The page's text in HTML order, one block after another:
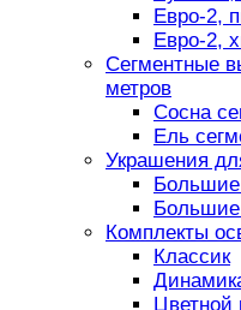
Евро-2,
Евро-2,
Сегментные
метров
Сосна
Ель
Украшения
Большие
Комплекты
Классик
Цветной